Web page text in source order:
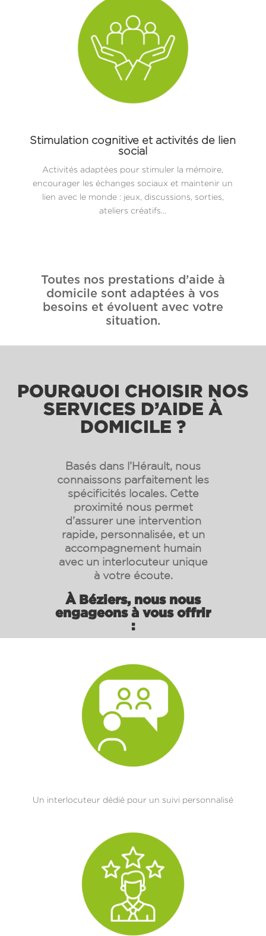
Stimulation cognitive et activités de lien
social
Activités adaptées pour stimuler la mémoire,
encourager les échanges sociaux et maintenir un
lien avec le monde : jeux, discussions, sorties,
ateliers créatifs…
Toutes nos prestations d’aide à
domicile sont adaptées à vos
besoins et évoluent avec votre
situation.
POURQUOI CHOISIR NOS
SERVICES D’AIDE À
DOMICILE ?
Basés dans l’Hérault, nous
connaissons parfaitement les
spécificités locales. Cette
proximité nous permet
d’assurer une intervention
rapide, personnalisée, et un
accompagnement humain
avec un interlocuteur unique
à votre écoute.
À Béziers, nous nous
engageons à vous offrir
:
Un interlocuteur dédié pour un suivi personnalisé